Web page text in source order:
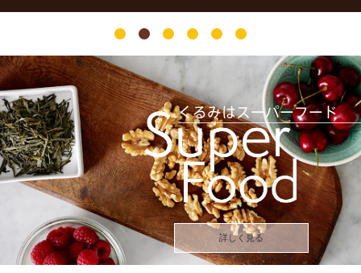
3 4 5 6
詳しく見る